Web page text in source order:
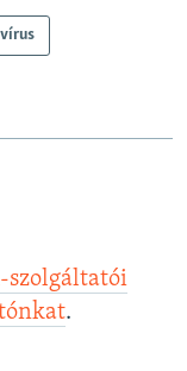
szolgáltatói
.